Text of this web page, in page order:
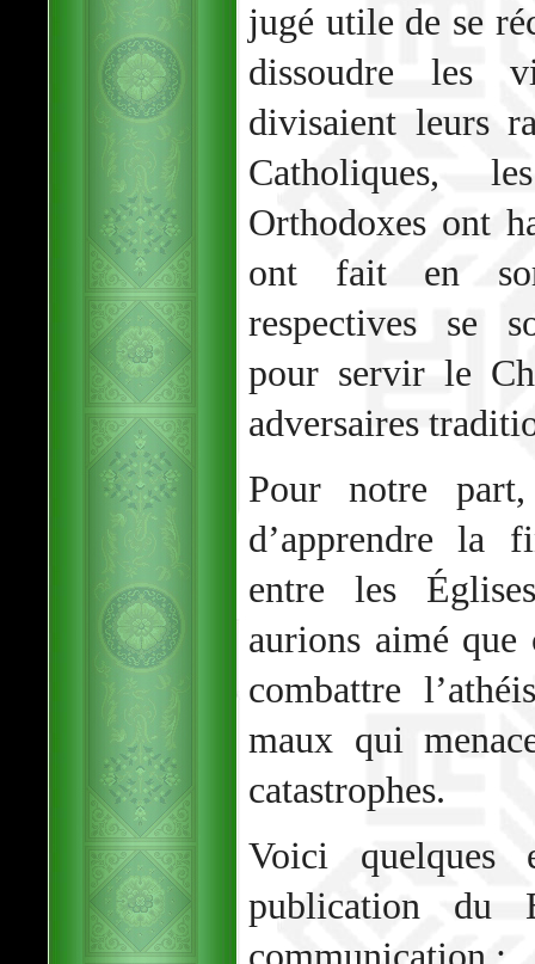
jugé utile de se
dissoudre les
divisaient leurs
Catholiques,
Orthodoxes ont
ont fait en
respectives se
pour servir le
adversaires
Pour notre
d’apprendre la
entre les
aurions aimé que
combattre
maux qui
catastrophes.
Voici quelques
publication du